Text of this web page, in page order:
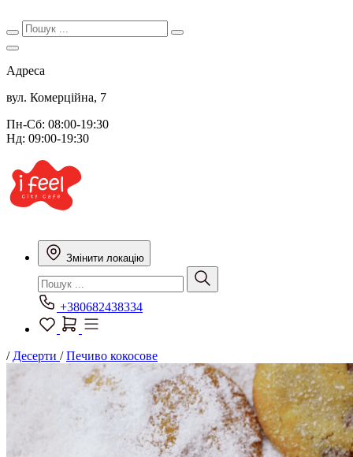
Адреса
вул. Комерційна, 7
Пн-Сб: 08:00-19:30
Нд: 09:00-19:30
Змінити локацію
+380682438334
/ Десерти /Печиво кокосове